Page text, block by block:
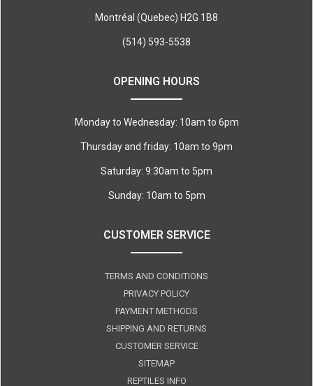
Montréal (Quebec) H2G 1B8
(514) 593-5538
OPENING HOURS
Monday to Wednesday: 10am to 6pm
Thursday and friday: 10am to 9pm
Saturday: 9:30am to 5pm
Sunday: 10am to 5pm
CUSTOMER SERVICE
TERMS AND CONDITIONS
PRIVACY POLICY
PAYMENT METHODS
SHIPPING AND RETURNS
CUSTOMER SERVICE
SITEMAP
REPTILES INFO